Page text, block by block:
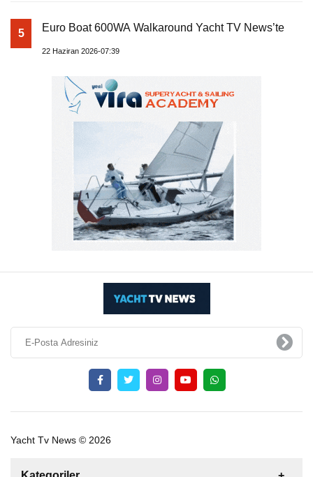
5 Euro Boat 600WA Walkaround Yacht TV News’te
22 Haziran 2026-07:39
Yacht Tv News © 2026